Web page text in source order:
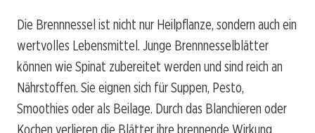
Die Brennnessel ist nicht nur Heilpflanze, sondern auch ein
wertvolles Lebensmittel. Junge Brennnesselblätter
können wie Spinat zubereitet werden und sind reich an
Nährstoffen. Sie eignen sich für Suppen, Pesto,
Smoothies oder als Beilage. Durch das Blanchieren oder
Kochen verlieren die Blätter ihre brennende Wirkung.